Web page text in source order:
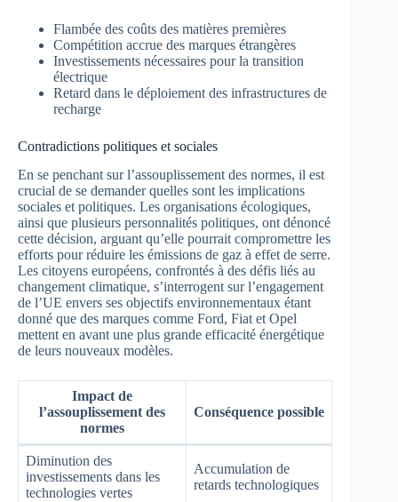
Flambée des coûts des matières premières
Compétition accrue des marques étrangères
Investissements nécessaires pour la transition
électrique
Retard dans le déploiement des infrastructures de
recharge
Contradictions politiques et sociales
En se penchant sur l’assouplissement des normes, il est
crucial de se demander quelles sont les implications
sociales et politiques. Les organisations écologiques,
ainsi que plusieurs personnalités politiques, ont dénoncé
cette décision, arguant qu’elle pourrait compromettre les
efforts pour réduire les émissions de gaz à effet de serre.
Les citoyens européens, confrontés à des défis liés au
changement climatique, s’interrogent sur l’engagement
de l’UE envers ses objectifs environnementaux étant
donné que des marques comme Ford, Fiat et Opel
mettent en avant une plus grande efficacité énergétique
de leurs nouveaux modèles.
Impact de
l’assouplissement des
normes
Conséquence possible
Diminution des
investissements dans les
technologies vertes
Accumulation de
retards technologiques